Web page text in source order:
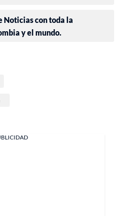
Noticias con toda la
y el mundo.